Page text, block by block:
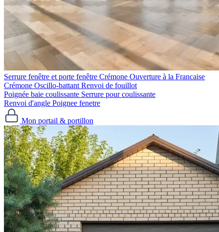
Serrure fenêtre et porte fenêtre
Crémone Ouverture à la Francaise
Crémone Oscillo-battant Renvoi de fouillot
Poignée baie coulissante Serrure pour coulissante
Renvoi d'angle Poignee fenetre
Mon portail & portillon